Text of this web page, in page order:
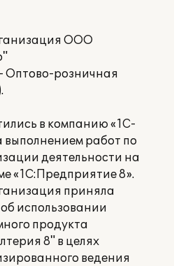
ООО
Оптово-розничная
в компанию «1С-
выполнением работ по
деятельности на
«1С:Предприятие 8».
приняла
использовании
продукта
8" в целях
ведения